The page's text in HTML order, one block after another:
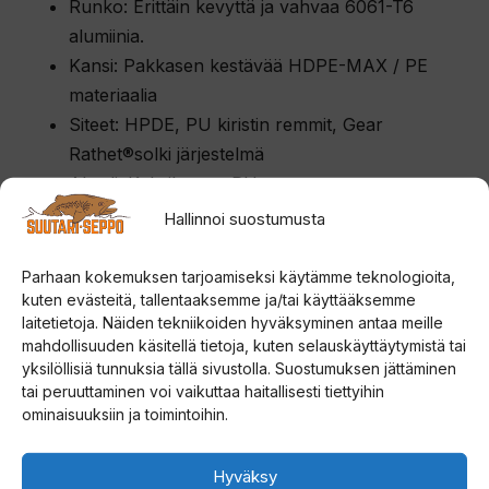
Hallinnoi suostumusta
Parhaan kokemuksen tarjoamiseksi käytämme teknologioita,
kuten evästeitä, tallentaaksemme ja/tai käyttääksemme
laitetietoja. Näiden tekniikoiden hyväksyminen antaa meille
mahdollisuuden käsitellä tietoja, kuten selauskäyttäytymistä tai
yksilöllisiä tunnuksia tällä sivustolla. Suostumuksen jättäminen
tai peruuttaminen voi vaikuttaa haitallisesti tiettyihin
ominaisuuksiin ja toimintoihin.
Hyväksy
Runko: Erittäin kevyttä ja vahvaa 6061-T6
alumiinia.
Kansi: Pakkasen kestävää HDPE-MAX / PE
materiaalia
Siteet: HPDE, PU kiristin remmit, Gear
Rathet®️solki järjestelmä
Akseli: Kaksikerros PU
Kestävyys: 120kg asti
Takuu: 1vuosi